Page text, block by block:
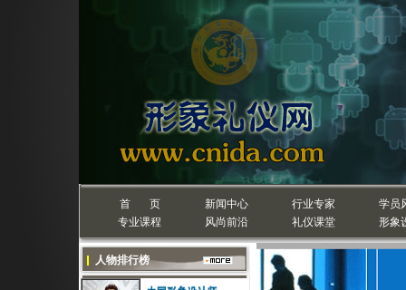
首 页 新闻中心 行业专家
学员
专业课程
风尚前沿 礼仪课堂 形象
人物排行榜